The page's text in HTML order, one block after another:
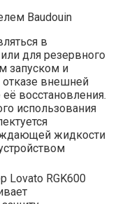
Baudouin
в
для резервного
запуском и
внешней
восстановления.
использования
жидкости
Lovato RGK600